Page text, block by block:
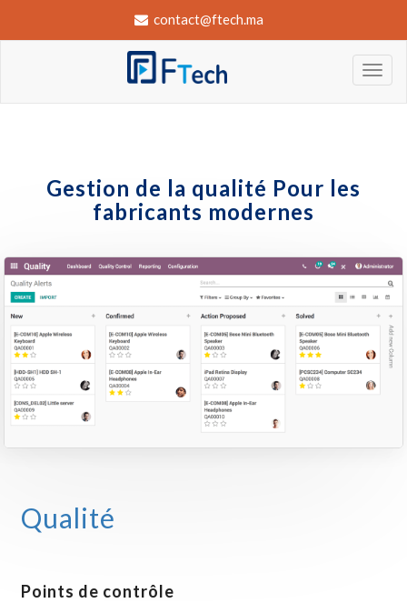
contact@ftech.ma
Gestion de la qualité Pour les
fabricants modernes
Qualité
Points de contrôle